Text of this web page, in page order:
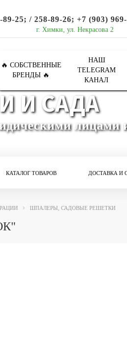
89-25; / 258-89-26; +7 (903)
г. Химки, ул. Некрасова 2
🔥 СОБСТВЕННЫЕ
БРЕНДЫ 🔥
НАШ
TELEGRAM
КАНАЛ
И САДА
КАТАЛОГ ТОВАРОВ ДОСТАВКА И
ШПАЛЕРЫ, САДОВЫЕ РЕШЕТКИ